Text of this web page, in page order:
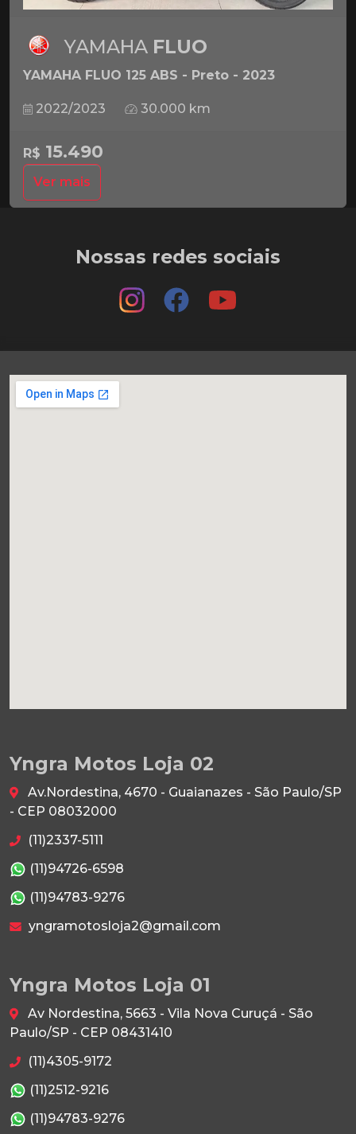
YAMAHA FLUO
YAMAHA FLUO 125 ABS - Preto - 2023
2022/2023 30.000 km
R$ 15.490
Ver mais
Nossas redes sociais
Yngra Motos Loja 02
Av.Nordestina, 4670 - Guaianazes - São Paulo/SP
- CEP 08032000
(11)2337-5111
(11)94726-6598
(11)94783-9276
yngramotosloja2@gmail.com
Yngra Motos Loja 01
Av Nordestina, 5663 - Vila Nova Curuçá - São
Paulo/SP - CEP 08431410
(11)4305-9172
(11)2512-9216
(11)94783-9276